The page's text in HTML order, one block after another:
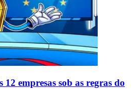
empresas sob as regras do